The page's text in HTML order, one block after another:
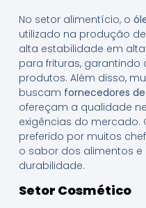
No setor alimentício, o
utilizado na produção
alta estabilidade em
para frituras,
produtos. Além disso,
buscam fornecedores
ofereçam a qualidade
exigências do mercado.
preferido por muitos
o sabor dos alimentos
durabilidade.
Setor Cosmético